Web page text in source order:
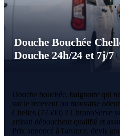
Douche Bouchée
Douche 24h/24 et 7j/7
Douche bouchée, baignoire qui
sur le receveur ou mauvaise
Chelles (77500) ? ChronoServe
artisan déboucheur qualifié et
Prix annoncé à l'avance, devis